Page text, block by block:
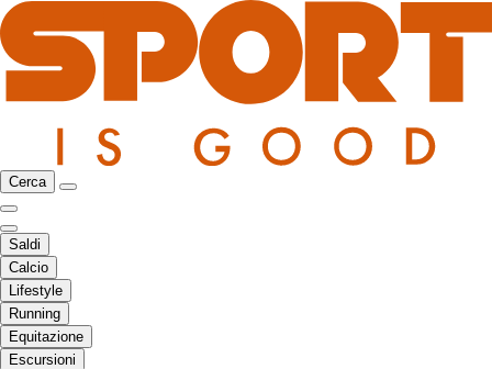
Cerca
Saldi
Calcio
Lifestyle
Running
Equitazione
Escursioni